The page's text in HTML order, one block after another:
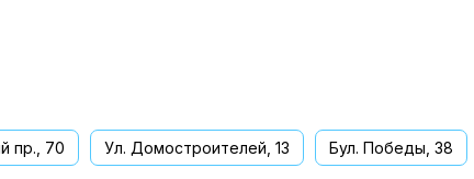
пр., 70 Ул. Домостроителей, 13 Бул. Победы, 38